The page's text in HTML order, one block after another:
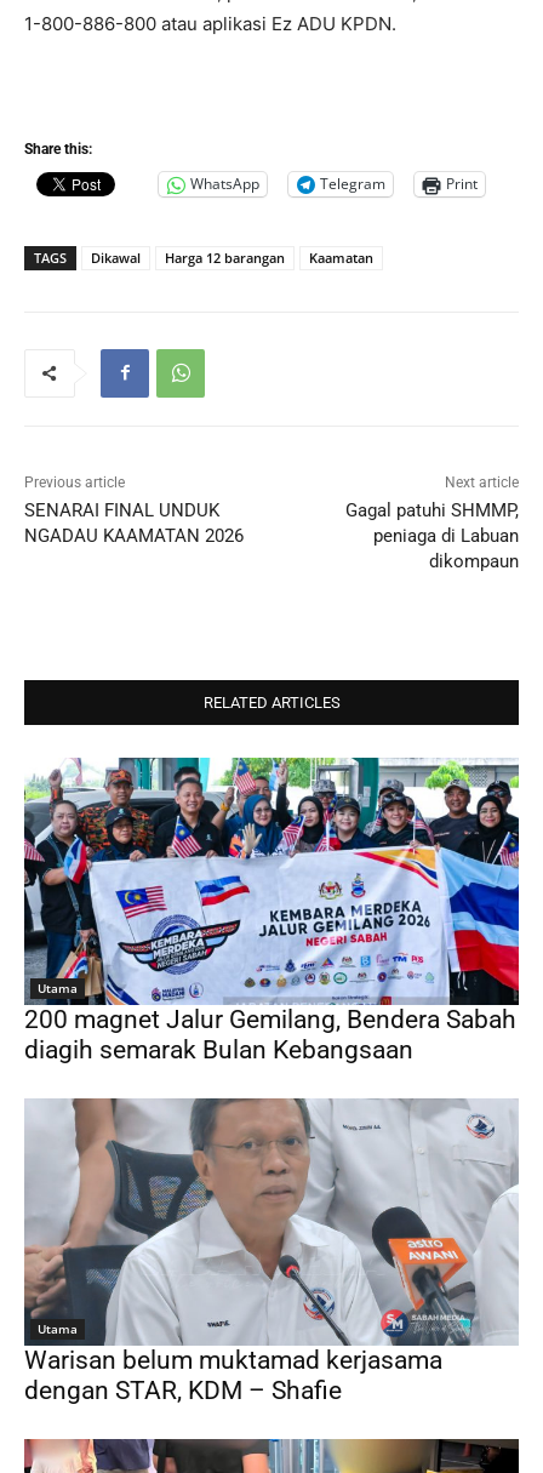
1-800-886-800 atau aplikasi Ez ADU KPDN.
Share this:
WhatsApp Telegram Print
TAGS Dikawal Harga 12 barangan Kaamatan
Previous article
SENARAI FINAL UNDUK
NGADAU KAAMATAN 2026
Next article
Gagal patuhi SHMMP,
peniaga di Labuan
dikompaun
RELATED ARTICLES
Utama
200 magnet Jalur Gemilang, Bendera Sabah
diagih semarak Bulan Kebangsaan
Utama
Warisan belum muktamad kerjasama
dengan STAR, KDM – Shafie